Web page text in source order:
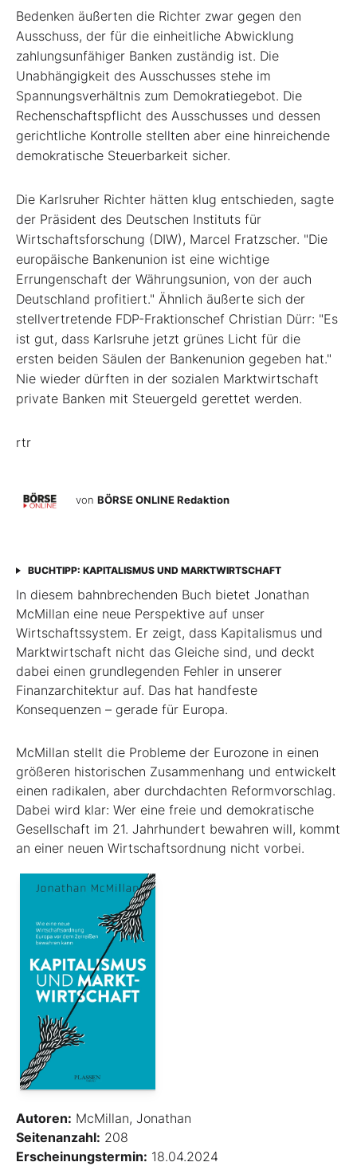
Bedenken äußerten die Richter zwar gegen den
Ausschuss, der für die einheitliche Abwicklung
zahlungsunfähiger Banken zuständig ist. Die
Unabhängigkeit des Ausschusses stehe im
Spannungsverhältnis zum Demokratiegebot. Die
Rechenschaftspflicht des Ausschusses und dessen
gerichtliche Kontrolle stellten aber eine hinreichende
demokratische Steuerbarkeit sicher.
Die Karlsruher Richter hätten klug entschieden, sagte
der Präsident des Deutschen Instituts für
Wirtschaftsforschung (DIW), Marcel Fratzscher. "Die
europäische Bankenunion ist eine wichtige
Errungenschaft der Währungsunion, von der auch
Deutschland profitiert." Ähnlich äußerte sich der
stellvertretende FDP-Fraktionschef Christian Dürr: "Es
ist gut, dass Karlsruhe jetzt grünes Licht für die
ersten beiden Säulen der Bankenunion gegeben hat."
Nie wieder dürften in der sozialen Marktwirtschaft
private Banken mit Steuergeld gerettet werden.
rtr
von BÖRSE ONLINE Redaktion
BUCHTIPP: KAPITALISMUS UND MARKTWIRTSCHAFT
In diesem bahnbrechenden Buch bietet Jonathan
McMillan eine neue Perspektive auf unser
Wirtschaftssystem. Er zeigt, dass Kapitalismus und
Marktwirtschaft nicht das Gleiche sind, und deckt
dabei einen grundlegenden Fehler in unserer
Finanzarchitektur auf. Das hat handfeste
Konsequenzen – gerade für Europa.
McMillan stellt die Probleme der Eurozone in einen
größeren historischen Zusammenhang und entwickelt
einen radikalen, aber durchdachten Reformvorschlag.
Dabei wird klar: Wer eine freie und demokratische
Gesellschaft im 21. Jahrhundert bewahren will, kommt
an einer neuen Wirtschaftsordnung nicht vorbei.
Autoren: McMillan, Jonathan
Seitenanzahl: 208
Erscheinungstermin: 18.04.2024